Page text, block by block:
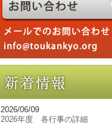
2026/06/09
2026年度 各行事の詳細